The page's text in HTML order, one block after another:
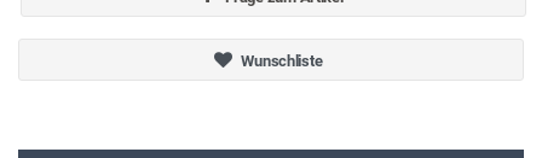
Wunschliste